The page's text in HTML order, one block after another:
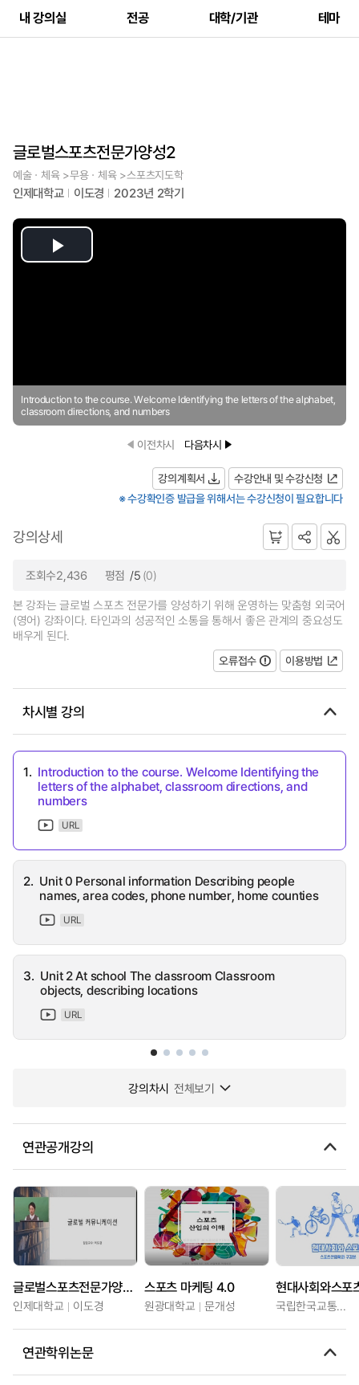
내 강의실 전공 대학/기관 테마
글로벌스포츠전문가양성2
예술ㆍ체육 >무용ㆍ체육 >스포츠지도학
인제대학교 이도경 2023년 2학기
Play
Introduction to the course. Welcome Identifying the letters of the alphabet,
classroom directions, and numbers
이전차시 다음차시
강의계획서
수강안내 및 수강신청
※ 수강확인증 발급을 위해서는 수강신청이 필요합니다
강의상세
조회수2,436 평점 /5 (0)
본 강좌는 글로벌 스포츠 전문가를 양성하기 위해 운영하는 맞춤형 외국어
(영어) 강좌이다. 타인과의 성공적인 소통을 통해서 좋은 관계의 중요성도
배우게 된다.
오류접수
이용방법
차시별 강의
1. Introduction to the course. Welcome Identifying the
letters of the alphabet, classroom directions, and
numbers
URL
2. Unit 0 Personal information Describing people
names, area codes, phone number, home counties
URL
3. Unit 2 At school The classroom Classroom
objects, describing locations
URL
강의차시 전체보기
연관공개강의
글로벌스포츠전문가양성1
인제대학교 이도경
스포츠 마케팅 4.0
원광대학교 문개성
현대사회와스포
국립한국교통대학교
연관학위논문